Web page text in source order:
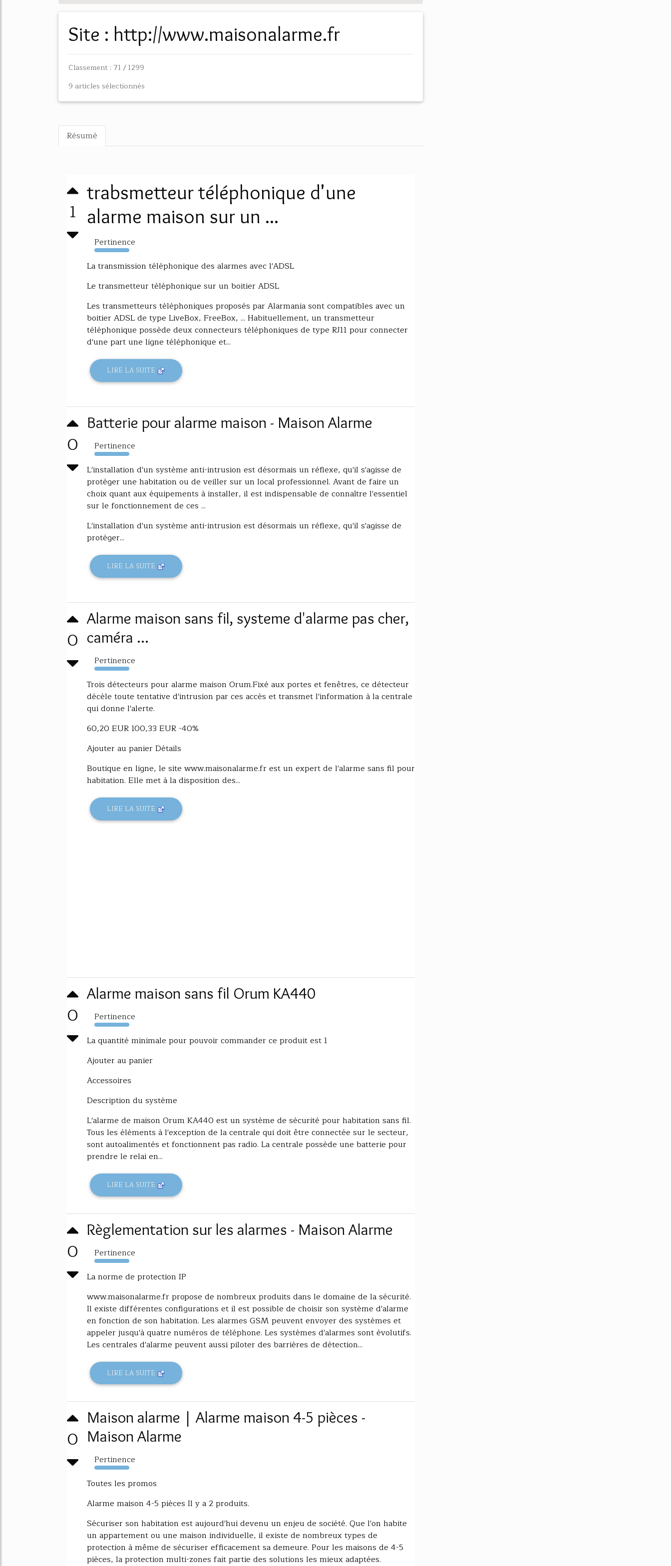
Site : http://www.maisonalarme.fr
Classement : 71 / 1299
9 articles sélectionnés
Résumé
1
trabsmetteur téléphonique d'une
alarme maison sur un ...
Pertinence
8561%
La transmission téléphonique des alarmes avec l'ADSL
Le transmetteur téléphonique sur un boitier ADSL
Les transmetteurs téléphoniques proposés par Alarmania sont compatibles avec un
boitier ADSL de type LiveBox, FreeBox, ... Habituellement, un transmetteur
téléphonique possède deux connecteurs téléphoniques de type RJ11 pour connecter
d'une part une ligne téléphonique et...
LIRE LA SUITE
0
Batterie pour alarme maison - Maison Alarme
Pertinence
13678%
L'installation d'un système anti-intrusion est désormais un réflexe, qu'il s'agisse de
protéger une habitation ou de veiller sur un local professionnel. Avant de faire un
choix quant aux équipements à installer, il est indispensable de connaître l'essentiel
sur le fonctionnement de ces ...
L'installation d'un système anti-intrusion est désormais un réflexe, qu'il s'agisse de
protéger...
LIRE LA SUITE
0
Alarme maison sans fil, systeme d'alarme pas cher,
caméra ...
Pertinence
9355%
Trois détecteurs pour alarme maison Orum.Fixé aux portes et fenêtres, ce détecteur
décèle toute tentative d'intrusion par ces accès et transmet l'information à la centrale
qui donne l'alerte.
60,20 EUR 100,33 EUR -40%
Ajouter au panier Détails
Boutique en ligne, le site www.maisonalarme.fr est un expert de l'alarme sans fil pour
habitation. Elle met à la disposition des...
LIRE LA SUITE
0
Alarme maison sans fil Orum KA440
Pertinence
5116%
La quantité minimale pour pouvoir commander ce produit est 1
Ajouter au panier
Accessoires
Description du système
L'alarme de maison Orum KA440 est un système de sécurité pour habitation sans fil.
Tous les éléments à l'exception de la centrale qui doit être connectée sur le secteur,
sont autoalimentés et fonctionnent pas radio. La centrale possède une batterie pour
prendre le relai en...
LIRE LA SUITE
0
Règlementation sur les alarmes - Maison Alarme
Pertinence
4775%
La norme de protection IP
www.maisonalarme.fr propose de nombreux produits dans le domaine de la sécurité.
Il existe différentes configurations et il est possible de choisir son système d'alarme
en fonction de son habitation. Les alarmes GSM peuvent envoyer des systèmes et
appeler jusqu'à quatre numéros de téléphone. Les systèmes d'alarmes sont évolutifs.
Les centrales d'alarme peuvent aussi piloter des barrières de détection...
LIRE LA SUITE
0
Maison alarme | Alarme maison 4-5 pièces -
Maison Alarme
Pertinence
4343%
Toutes les promos
Alarme maison 4-5 pièces Il y a 2 produits.
Sécuriser son habitation est aujourd'hui devenu un enjeu de société. Que l'on habite
un appartement ou une maison individuelle, il existe de nombreux types de
protection à même de sécuriser efficacement sa demeure. Pour les maisons de 4-5
pièces, la protection multi-zones fait partie des solutions les mieux adaptées.